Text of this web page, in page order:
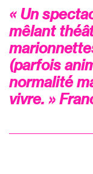
« Un
mêlant
(parfois
normalité
vivre. »